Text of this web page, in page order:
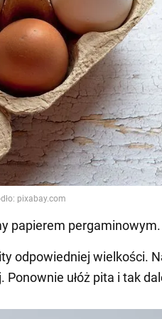
papierem pergaminowym.
odpowiedniej wielkości.
ułóż pita i tak